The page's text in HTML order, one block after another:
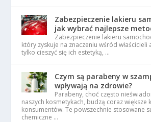
Zabezpieczenie lakieru
jak wybrać najlepsze
Zabezpieczenie lakieru
który zyskuje na znaczeniu wśród właścicieli
tylko cieszyć się ich estetyką, …
Czym są parabeny w
wpływają na zdrowie?
Parabeny, choć często
naszych kosmetykach, budzą coraz
konsumentów. Te powszechnie stosowane
chemiczne …